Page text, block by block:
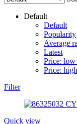
Default
Default
Popularity
Average
Latest
Price: low
Price:
Filter
Quick view